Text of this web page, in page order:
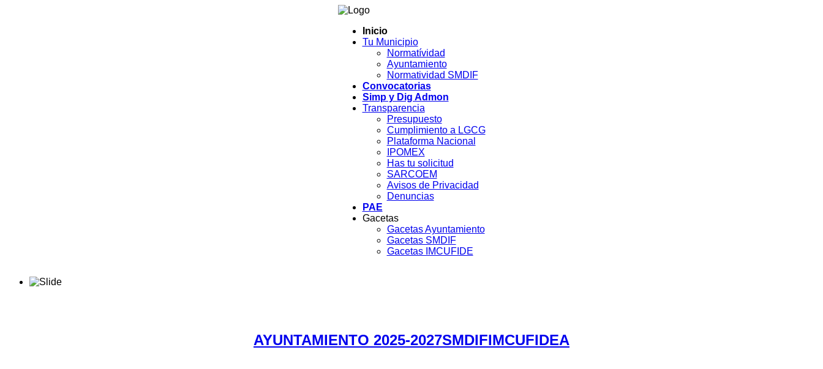
Inicio
Tu Municipio
Normatívidad
Ayuntamiento
Normatividad SMDIF
Convocatorias
Simp y Dig Admon
Transparencia
Presupuesto
Cumplimiento a LGCG
Plataforma Nacional
IPOMEX
Has tu solicitud
SARCOEM
Avisos de Privacidad
Denuncias
PAE
Gacetas
Gacetas Ayuntamiento
Gacetas SMDIF
Gacetas IMCUFIDE
AYUNTAMIENTO 2025-2027SMDIFIMCUFIDEA